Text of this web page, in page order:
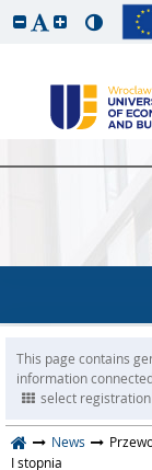
This page contains
information
select registration
News
I stopnia